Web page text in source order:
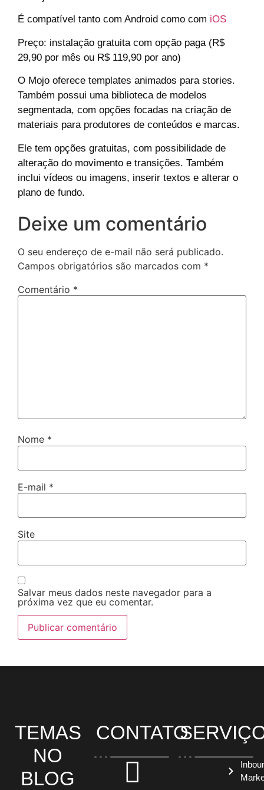
É compatível tanto com Android como com iOS
Preço: instalação gratuita com opção paga (R$
29,90 por mês ou R$ 119,90 por ano)
O Mojo oferece templates animados para stories.
Também possui uma biblioteca de modelos
segmentada, com opções focadas na criação de
materiais para produtores de conteúdos e marcas.
Ele tem opções gratuitas, com possibilidade de
alteração do movimento e transições. Também
inclui vídeos ou imagens, inserir textos e alterar o
plano de fundo.
Deixe um comentário
O seu endereço de e-mail não será publicado.
Campos obrigatórios são marcados com *
Comentário *
Nome *
E-mail *
Site
Salvar meus dados neste navegador para a
próxima vez que eu comentar.
TEMAS
NO
BLOG
CONTATO